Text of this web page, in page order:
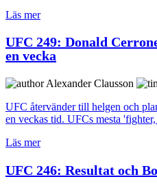
Läs mer
UFC 249: Donald
en vecka
Alexander Clausson
UFC återvänder till helgen och
en veckas tid. UFCs mesta
Läs mer
UFC 246: Resultat och